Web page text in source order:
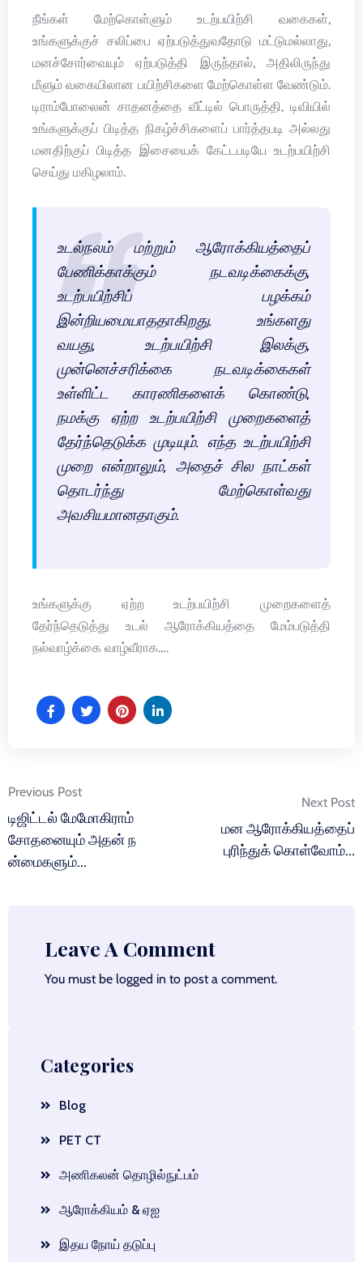
நீங்கள் மேற்கொள்ளும் உடற்பயிற்சி வகைகள்,
உங்களுக்குச் சலிப்பை ஏற்படுத்துவதோடு மட்டுமல்லாது,
மனச்சோர்வையும் ஏற்படுத்தி இருந்தால், அதிலிருந்து
மீளும் வகையிலான பயிற்சிகளை மேற்கொள்ள வேண்டும்.
டிராம்போலைன் சாதனத்தை வீட்டில் பொருத்தி, டிவியில்
உங்களுக்குப் பிடித்த நிகழ்ச்சிகளைப் பார்த்தபடி அல்லது
மனதிற்குப் பிடித்த இசையைக் கேட்டபடியே உடற்பயிற்சி
செய்து மகிழலாம்.
உடல்நலம் மற்றும் ஆரோக்கியத்தைப்
பேணிக்காக்கும் நடவடிக்கைக்கு,
உடற்பயிற்சிப் பழக்கம்
இன்றியமையாததாகிறது. உங்களது
வயது, உடற்பயிற்சி இலக்கு,
முன்னெச்சரிக்கை நடவடிக்கைகள்
உள்ளிட்ட காரணிகளைக் கொண்டு,
நமக்கு ஏற்ற உடற்பயிற்சி முறைகளைத்
தேர்ந்தெடுக்க முடியும். எந்த உடற்பயிற்சி
முறை என்றாலும், அதைச் சில நாட்கள்
தொடர்ந்து மேற்கொள்வது
அவசியமானதாகும்.
உங்களுக்கு ஏற்ற உடற்பயிற்சி முறைகளைத்
தேர்ந்தெடுத்து உடல் ஆரோக்கியத்தை மேம்படுத்தி
நல்வாழ்க்கை வாழ்வீராக….
Post
navigation
Previous Post
டிஜிட்டல் மேமோகிராம்
சோதனையும் அதன் ந
ன்மைகளும்…
Next Post
மன ஆரோக்கியத்தைப்
புரிந்துக் கொள்வோம்…
Leave A Comment
You must be logged in to post a comment.
Categories
Blog
PET CT
அணிகலன் தொழில்நுட்பம்
ஆரோக்கியம் & ஏஐ
இதய நோய் தடுப்பு